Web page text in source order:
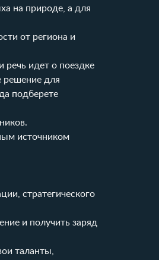
на природе, а для
от региона и
речь идет о поездке
решение для
подберете
источником
стратегического
и получить заряд
таланты,